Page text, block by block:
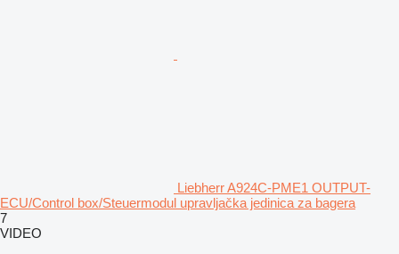
Liebherr A924C-PME1 OUTPUT-
ECU/Control box/Steuermodul upravljačka jedinica za bagera
7
VIDEO